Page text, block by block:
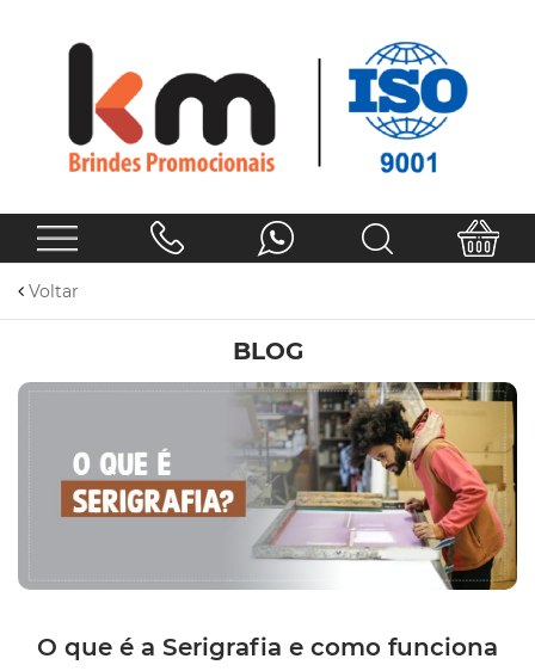
Voltar
BLOG
O que é a Serigrafia e como funciona